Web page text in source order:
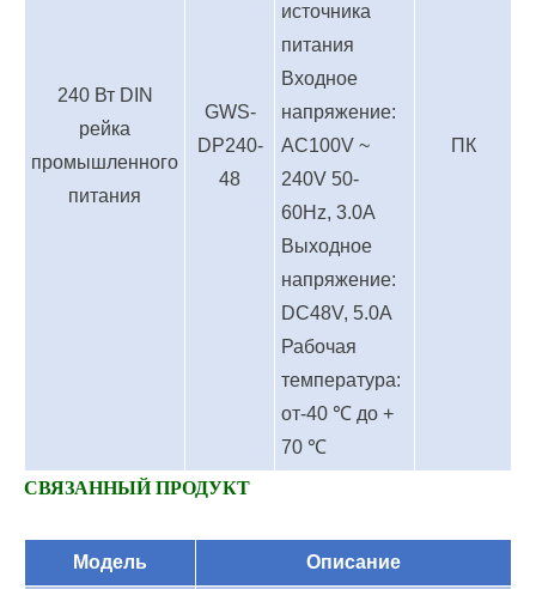
240 Вт DIN
рейка
промышленного
питания
GWS-
DP240-
48
источника
питания
Входное
напряжение:
AC100V ~
240V 50-
60Hz, 3.0A
Выходное
напряжение:
DC48V, 5.0A
Рабочая
температура:
от-40 ℃ до +
70 ℃
ПК
СВЯЗАННЫЙ ПРОДУКТ
Модель Описание